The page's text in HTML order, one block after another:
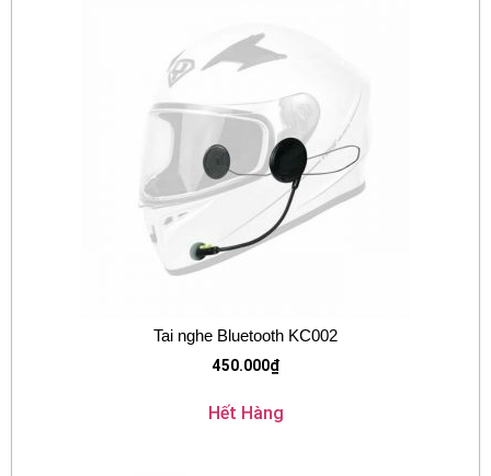
Tai nghe Bluetooth KC002
450.000₫
Hết Hàng